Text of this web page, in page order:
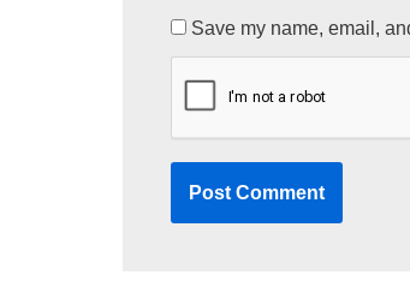
Save my name, email,